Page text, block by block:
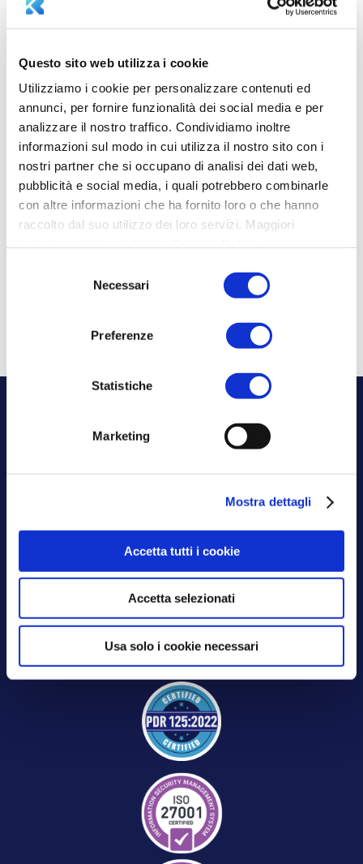
Questo sito web utilizza i cookie
Utilizziamo i cookie per personalizzare contenuti ed
annunci, per fornire funzionalità dei social media e per
analizzare il nostro traffico. Condividiamo inoltre
informazioni sul modo in cui utilizza il nostro sito con i
nostri partner che si occupano di analisi dei dati web,
pubblicità e social media, i quali potrebbero combinarle
con altre informazioni che ha fornito loro o che hanno
raccolto dal suo utilizzo dei loro servizi. Maggiori
Necessari
Preferenze
Statistiche
Marketing
Mostra dettagli
Accetta tutti i cookie
Accetta selezionati
Usa solo i cookie necessari
sicurezza informatica
aziendale sicurezza informatica lucca
sostenibilità
LATEST NEWS
artificiale in Italia Ottobre 15, 2025
Adeguarsi alla Direttiva NIS2: Come proteggere
la tua azienda con Aksilia Suite e Cerbeyra Luglio
Parità di Genere in Azienda: Vantaggi e
Opportunità con la Certificazione UNI/PdR
Luglio 8, 2025
Aksilia certificata
ISO 9001:2015
ISO 27001:2022